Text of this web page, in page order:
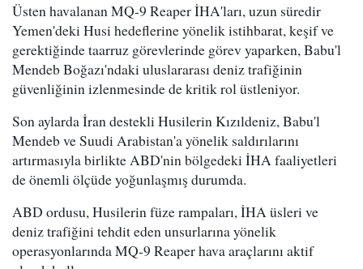
Üsten havalanan MQ-9 Reaper İHA'ları, uzun süredir
Yemen'deki Husi hedeflerine yönelik istihbarat, keşif ve
gerektiğinde taarruz görevlerinde görev yaparken, Babu'l
Mendeb Boğazı'ndaki uluslararası deniz trafiğinin
güvenliğinin izlenmesinde de kritik rol üstleniyor.
Son aylarda İran destekli Husilerin Kızıldeniz, Babu'l
Mendeb ve Suudi Arabistan'a yönelik saldırılarını
artırmasıyla birlikte ABD'nin bölgedeki İHA faaliyetleri
de önemli ölçüde yoğunlaşmış durumda.
ABD ordusu, Husilerin füze rampaları, İHA üsleri ve
deniz trafiğini tehdit eden unsurlarına yönelik
operasyonlarında MQ-9 Reaper hava araçlarını aktif